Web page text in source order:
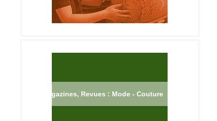
Magazines, Revues : Mode - Couture